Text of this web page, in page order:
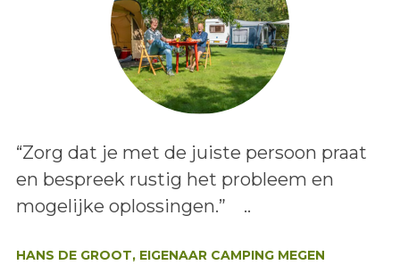
Lees het bericht:
“Zorg dat je met de juiste persoon praat
en bespreek rustig het probleem en
mogelijke oplossingen.” ..
HANS DE GROOT, EIGENAAR CAMPING MEGEN